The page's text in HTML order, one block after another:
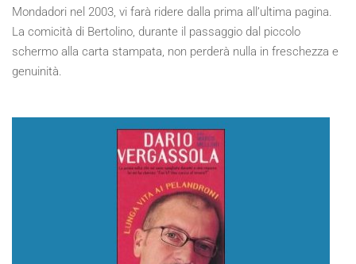
Mondadori nel 2003, vi farà ridere dalla prima all’ultima pagina.
La comicità di Bertolino, durante il passaggio dal piccolo
schermo alla carta stampata, non perderà nulla in freschezza e
genuinità.